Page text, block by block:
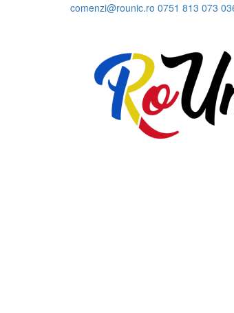
comenzi@rounic.ro 0751 813 073